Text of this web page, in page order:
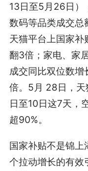
13日至5月26日）
数码等品类成交总
天猫平台上国家补
翻3倍；家电、家
成交同比双位数
倍。5月 28日，
日至10日这7天，
超90%。
国家补贴不是锦上
个拉动增长的有效